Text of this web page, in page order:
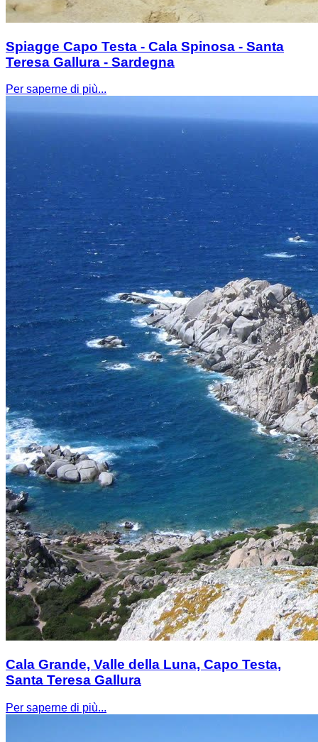
Spiagge Capo Testa - Cala Spinosa - Santa
Teresa Gallura - Sardegna
Per saperne di più...
Cala Grande, Valle della Luna, Capo Testa,
Santa Teresa Gallura
Per saperne di più...